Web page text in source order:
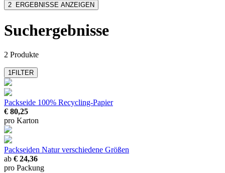
ColomPac
2 ERGEBNISSE ANZEIGEN
Suchergebnisse
2 Produkte
1FILTER
Packseide 100% Recycling-Papier
€ 80,25
pro Karton
Packseiden Naturverschiedene Größen
ab € 24,36
pro Packung